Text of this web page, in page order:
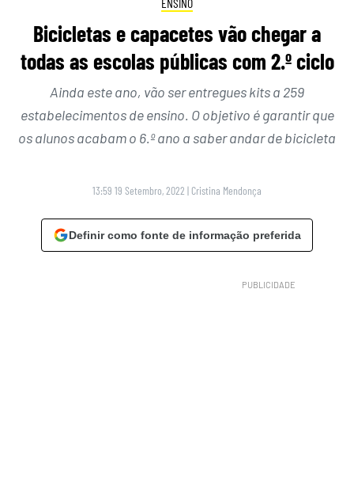
Bicicletas e capacetes vão chegar a
todas as escolas públicas com 2.º ciclo
Ainda este ano, vão ser entregues kits a 259
estabelecimentos de ensino. O objetivo é garantir que
os alunos acabam o 6.º ano a saber andar de bicicleta
13:59 19 Setembro, 2022 | Cristina Mendonça
Definir como fonte de informação preferida